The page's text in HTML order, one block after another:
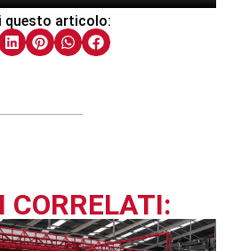
questo articolo:
CORRELATI: